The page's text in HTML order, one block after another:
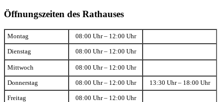
Öffnungszeiten des Rathauses
Montag 08:00 Uhr – 12:00 Uhr
Dienstag 08:00 Uhr – 12:00 Uhr
Mittwoch 08:00 Uhr – 12:00 Uhr
Donnerstag 08:00 Uhr – 12:00 Uhr 13:30 Uhr – 18:00 Uhr
Freitag 08:00 Uhr – 12:00 Uhr